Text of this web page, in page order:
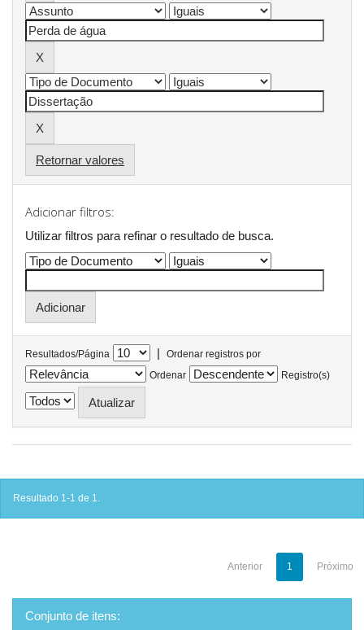
Retornar valores
Adicionar filtros:
Utilizar filtros para refinar o resultado de busca.
Resultados/Página |
Ordenar registros por
Ordenar
Registro(s)
Resultado 1-1 de 1.
Anterior 1 Próximo
Conjunto de itens: